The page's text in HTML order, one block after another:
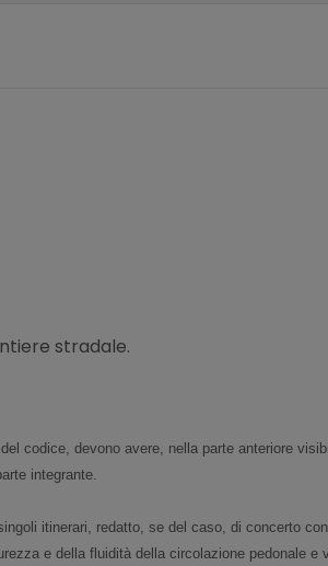
stradale.
codice, devono avere, nella parte anteriore
integrante.
itinerari, redatto, se del caso, di concerto
e della fluidità della circolazione pedonale e